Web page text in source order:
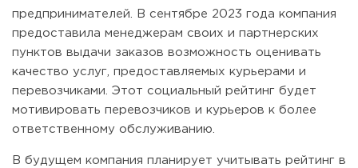
предпринимателей. В сентябре 2023 года компания
предоставила менеджерам своих и партнерских
пунктов выдачи заказов возможность оценивать
качество услуг, предоставляемых курьерами и
перевозчиками. Этот социальный рейтинг будет
мотивировать перевозчиков и курьеров к более
ответственному обслуживанию.
В будущем компания планирует учитывать рейтинг в